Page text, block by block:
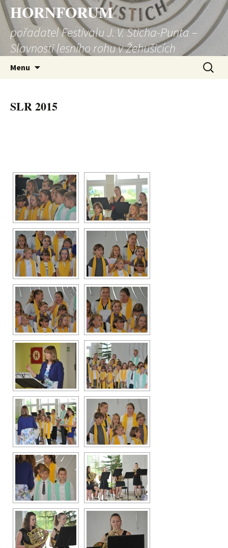
HORNFORUM
pořadatel Festivalu J. V. Sticha-Punta –
Slavnosti lesního rohu v Žehušicích
Menu
SLR 2015